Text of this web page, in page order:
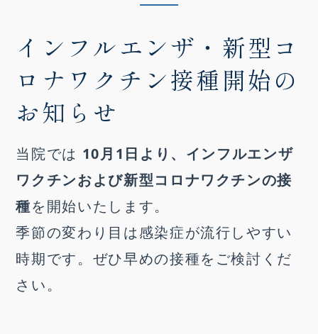
インフルエンザ・新型コ
ロナワクチン接種開始の
お知らせ
当院では 10月1日より、インフルエンザ
ワクチンおよび新型コロナワクチンの接
種を開始いたします。
季節の変わり目は感染症が流行しやすい
時期です。ぜひ早めの接種をご検討くだ
さい。